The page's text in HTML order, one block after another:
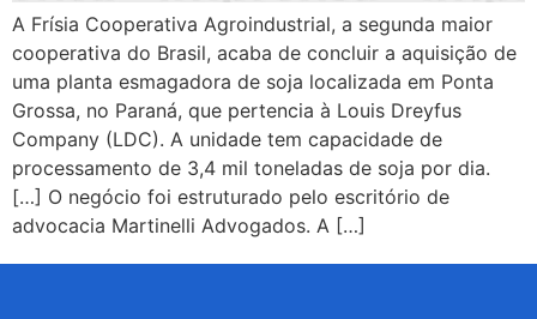
A Frísia Cooperativa Agroindustrial, a segunda maior
cooperativa do Brasil, acaba de concluir a aquisição de
uma planta esmagadora de soja localizada em Ponta
Grossa, no Paraná, que pertencia à Louis Dreyfus
Company (LDC). A unidade tem capacidade de
processamento de 3,4 mil toneladas de soja por dia.
[…] O negócio foi estruturado pelo escritório de
advocacia Martinelli Advogados. A […]